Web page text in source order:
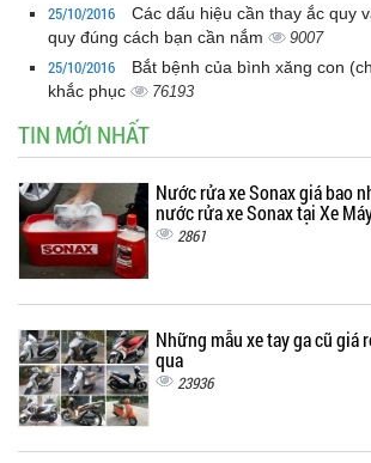
25/10/2016
Các dấu hiệu cần thay ắc quy
quy đúng cách bạn cần nắm
9007
25/10/2016
Bắt bệnh của bình xăng con
khắc phục
76193
TIN MỚI NHẤT
Nước rửa xe Sonax giá bao
nước rửa xe Sonax tại Xe
2861
Những mẫu xe tay ga cũ giá
qua
23936